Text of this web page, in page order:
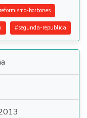
reformismo-borbones
#segunda-republica